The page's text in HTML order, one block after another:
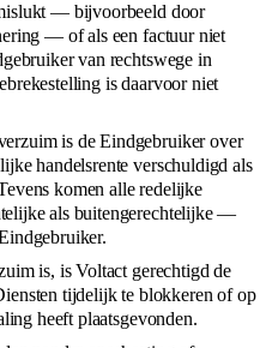
— bijvoorbeeld door
— of als een factuur niet
van rechtswege in
is daarvoor niet
is de Eindgebruiker over
handelsrente verschuldigd als
komen alle redelijke
als buitengerechtelijke —
is, is Voltact gerechtigd de
tijdelijk te blokkeren of op
heeft plaatsgevonden.